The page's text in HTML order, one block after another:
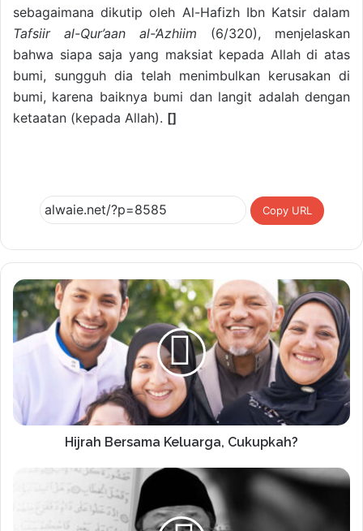
sebagaimana dikutip oleh Al-Hafizh Ibn Katsir dalam
Tafsiir al-Qur’aan al-‘Azhiim (6/320), menjelaskan
bahwa siapa saja yang maksiat kepada Allah di atas
bumi, sungguh dia telah menimbulkan kerusakan di
bumi, karena baiknya bumi dan langit adalah dengan
ketaatan (kepada Allah). []
Copy URL
Hijrah Bersama Keluarga, Cukupkah?